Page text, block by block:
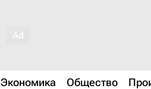
Экономика Общество